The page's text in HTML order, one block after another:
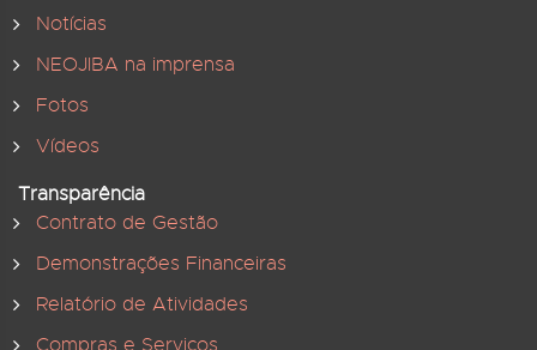
Notícias
NEOJIBA na imprensa
Fotos
Vídeos
Transparência
Contrato de Gestão
Demonstrações Financeiras
Relatório de Atividades
Compras e Serviços